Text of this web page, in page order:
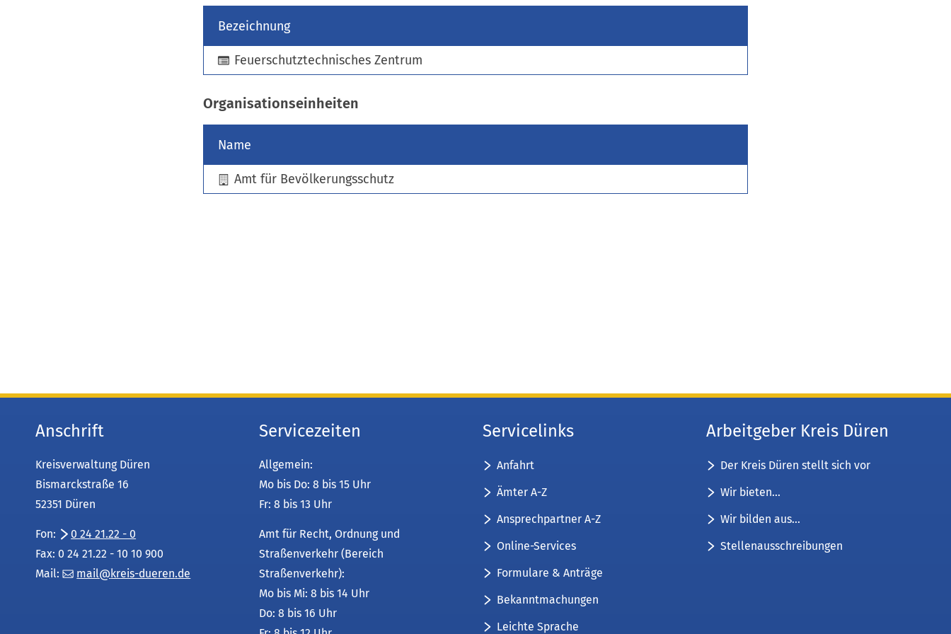
)
Bezeichnung
Feuerschutztechnisches Zentrum
Organisationseinheiten
Name
Amt für Bevölkerungsschutz
Anschrift
Kreisverwaltung Düren
Bismarckstraße 16
52351 Düren
Fon:
0 24 21.22 - 0
Fax: 0 24 21.22 - 10 10 900
Mail:
mail kreis-dueren de
Servicezeiten
Allgemein:
Mo bis Do: 8 bis 15 Uhr
Fr: 8 bis 13 Uhr
Amt für Recht, Ordnung und
Straßenverkehr (Bereich
Straßenverkehr):
Mo bis Mi: 8 bis 14 Uhr
Do: 8 bis 16 Uhr
Servicelinks
Anfahrt
Ämter A-Z
Ansprechpartner A-Z
Online-Services
Formulare & Anträge
Bekanntmachungen
Leichte Sprache
Arbeitgeber Kreis Düren
Der Kreis Düren stellt sich vor
Wir bieten...
Wir bilden aus...
Stellenausschreibungen